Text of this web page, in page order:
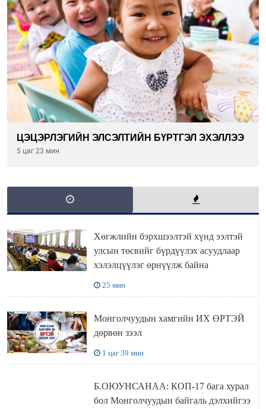
ЦЭЦЭРЛЭГИЙН ЭЛСЭЛТИЙН БҮРТГЭЛ ЭХЭЛЛЭЭ
5 цаг 23 мин
Хөгжлийн бэрхшээлтэй хүнд ээлтэй
улсын төсвийг бүрдүүлэх асуудлаар
хэлэлцүүлэг өрнүүлж байна
25 мин
Монголчуудын хамгийн ИХ ӨРТЭЙ
дөрвөн зээл
1 цаг 39 мин
Б.ОЮУНСАНАА: КОП-17 бага хурал
бол Монголчуудын байгаль дэлхийгээ